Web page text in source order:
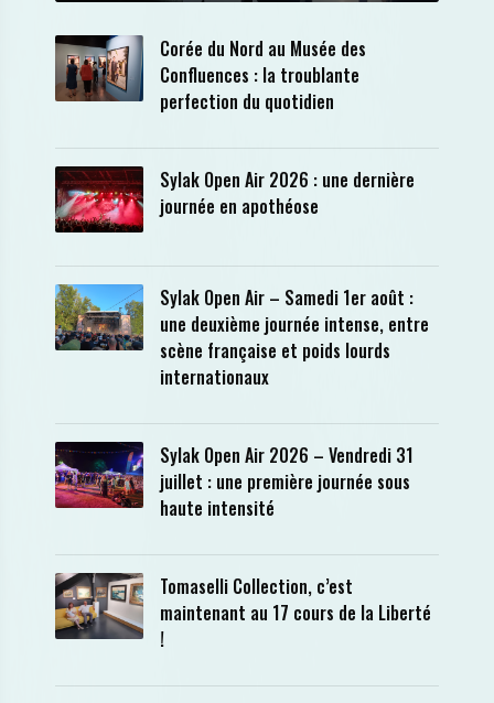
Corée du Nord au Musée des
Confluences : la troublante
perfection du quotidien
Sylak Open Air 2026 : une dernière
journée en apothéose
Sylak Open Air – Samedi 1er août :
une deuxième journée intense, entre
scène française et poids lourds
internationaux
Sylak Open Air 2026 – Vendredi 31
juillet : une première journée sous
haute intensité
Tomaselli Collection, c’est
maintenant au 17 cours de la Liberté
!